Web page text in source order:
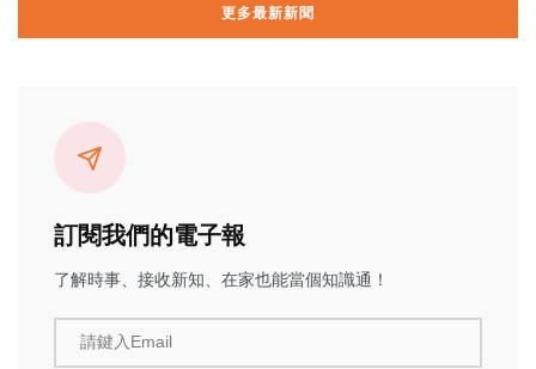
更多最新新聞
訂閱我們的電子報
了解時事、接收新知、在家也能當個知識通！
請鍵入Email